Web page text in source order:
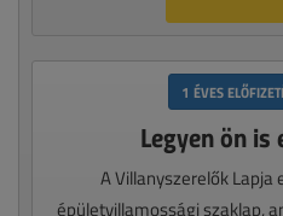
1 ÉVES
Legyen ön
A Villanyszerelők Lapja
épületvillamossági szaklap,